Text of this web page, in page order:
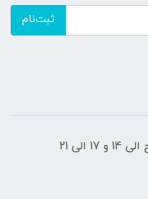
ثبت‌نام
شنبه تا پنج شنبه از ساعت 9 صبح الی 14 و 17 الی 21